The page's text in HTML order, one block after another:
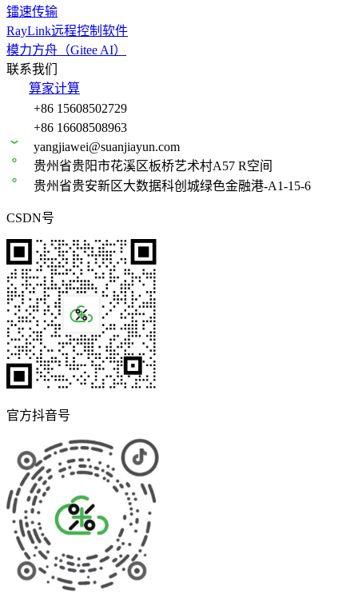
镭速传输
RayLink远程控制软件
模力方舟（Gitee AI）
联系我们
算家计算
+86 15608502729
+86 16608508963
yangjiawei@suanjiayun.com
贵州省贵阳市花溪区板桥艺术村A57 R空间
贵州省贵安新区大数据科创城绿色金融港-A1-15-6
CSDN号
官方抖音号